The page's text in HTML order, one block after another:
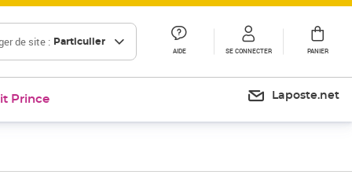
de site : Particulier
AIDE SE CONNECTER PANIER
Prince Laposte.net